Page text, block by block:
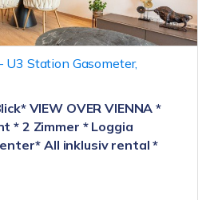
Station Gasometer,
VIEW OVER VIENNA *
* 2 Zimmer * Loggia
All inklusiv rental *